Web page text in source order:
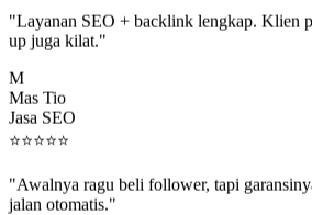
up juga kilat."
Mas Tio
Jasa SEO
⭐⭐⭐⭐⭐
jalan otomatis."